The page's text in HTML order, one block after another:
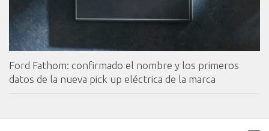
Ford Fathom: confirmado el nombre y los primeros
datos de la nueva pick up eléctrica de la marca